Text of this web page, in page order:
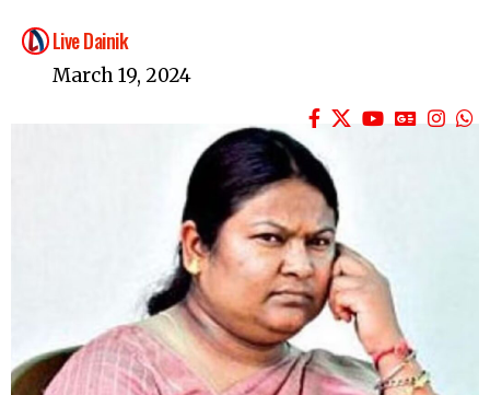
Live Dainik
March 19, 2024